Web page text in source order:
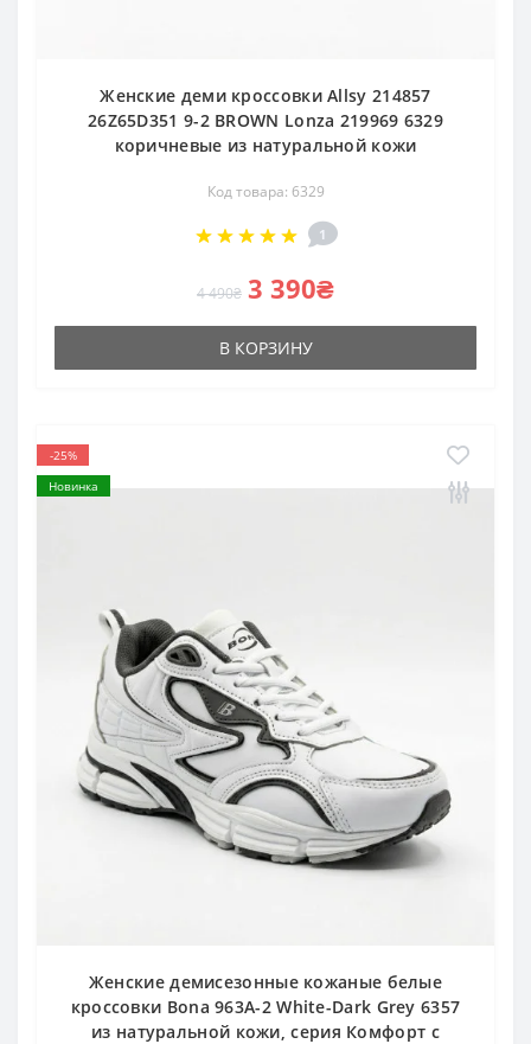
Женские деми кроссовки Allsy 214857
26Z65D351 9-2 BROWN Lonza 219969 6329
коричневые из натуральной кожи
Код товара: 6329
1
4 490₴ 3 390₴
В КОРЗИНУ
-25%
Новинка
Женские демисезонные кожаные белые
кроссовки Bona 963A-2 White-Dark Grey 6357
из натуральной кожи, серия Комфорт с